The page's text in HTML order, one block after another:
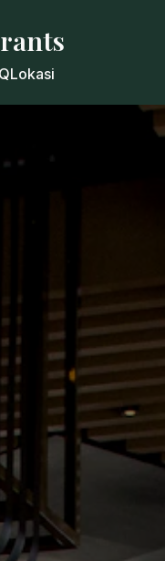
Lokasi